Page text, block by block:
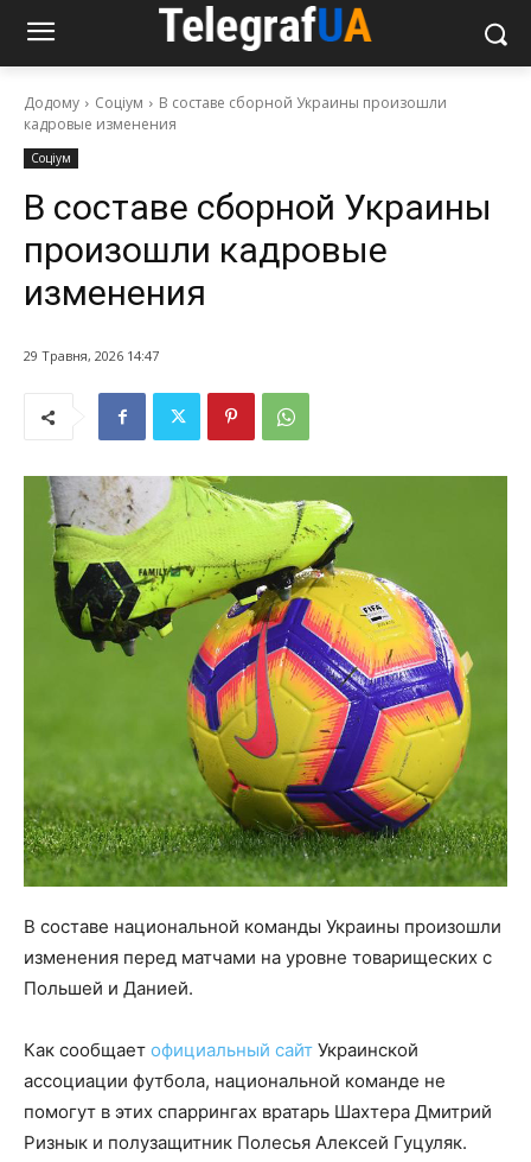
Додому Соціум
В составе сборной Украины произошли
кадровые изменения
Соціум
В составе сборной Украины
произошли кадровые
изменения
29 Травня, 2026 14:47
В составе национальной команды Украины произошли
изменения перед матчами на уровне товарищеских с
Польшей и Данией.
Как сообщает официальный сайт Украинской
ассоциации футбола, национальной команде не
помогут в этих спаррингах вратарь Шахтера Дмитрий
Ризнык и полузащитник Полесья Алексей Гуцуляк.